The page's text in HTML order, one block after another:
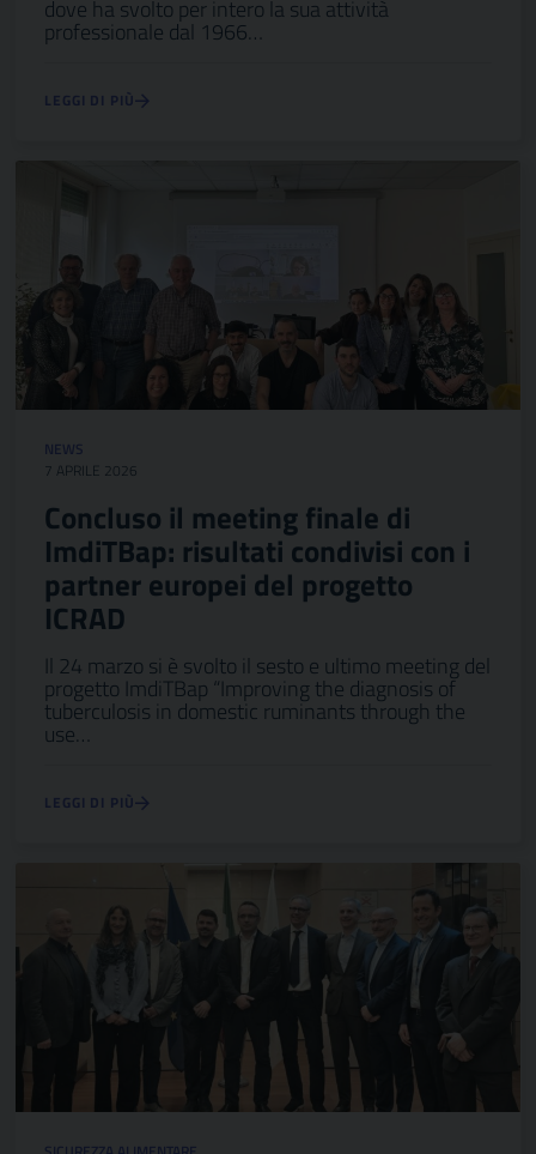
dove ha svolto per intero la sua attività
professionale dal 1966…
LEGGI DI PIÙ
NEWS
7 APRILE 2026
Concluso il meeting finale di
ImdiTBap: risultati condivisi con i
partner europei del progetto
ICRAD
Il 24 marzo si è svolto il sesto e ultimo meeting del
progetto ImdiTBap “Improving the diagnosis of
tuberculosis in domestic ruminants through the
use…
LEGGI DI PIÙ